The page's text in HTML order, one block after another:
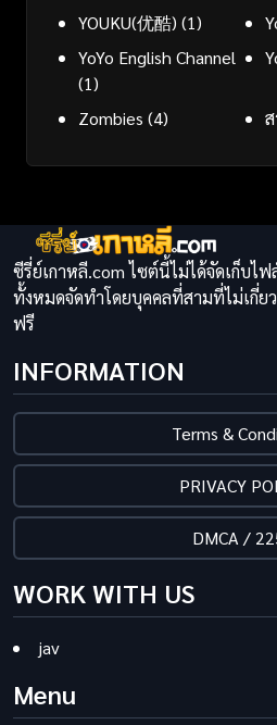
YOUKU(优酷) (1)
YoYo English Channel
(1)
Zombies (4)
ซีรี่ย์เกาหลี.com ไซต์นี้ไม่ได้จัดเก็บไ
ทั้งหมดจัดทำโดยบุคคลที่สามที่ไม่เกี่ย
ฟรี
INFORMATION
Terms &
PRIVACY
DMCA /
WORK WITH US
jav
Menu